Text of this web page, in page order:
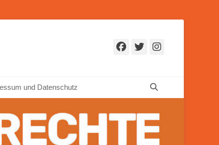
Facebook
Twitter
und Datenschutz